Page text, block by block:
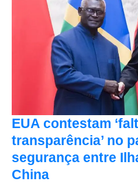
EUA contestam
transparência’ no
segurança entre
China